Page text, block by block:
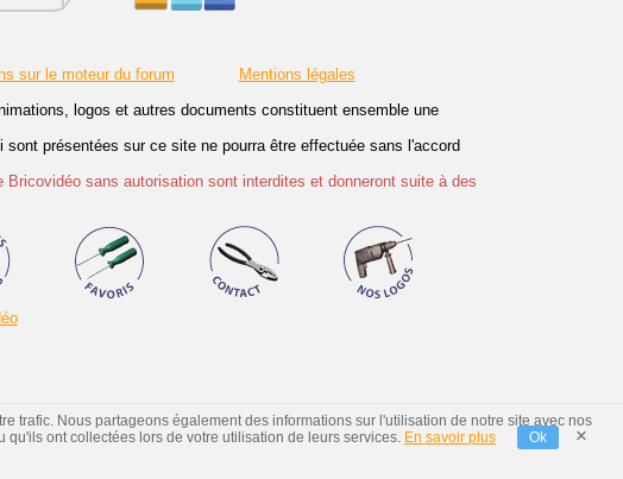
sur le moteur du forum
Mentions légales
logos et autres documents constituent ensemble une
présentées sur ce site ne pourra être effectuée sans l'accord
sans autorisation sont interdites et donneront suite à des
trafic. Nous partageons également des informations sur l'utilisation de notre site avec nos
ont collectées lors de votre utilisation de leurs services.
En savoir plus Ok ×